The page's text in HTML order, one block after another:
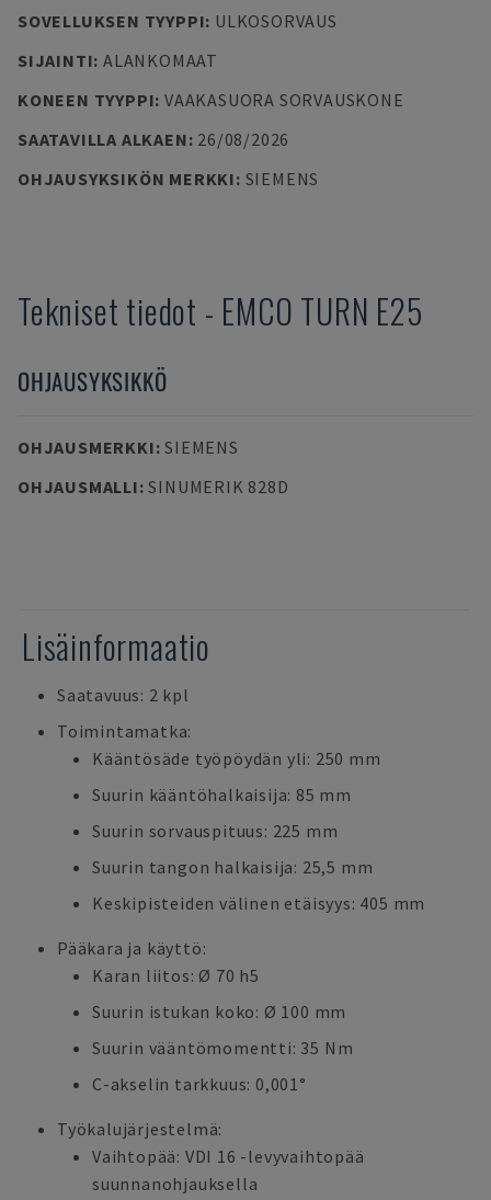
SOVELLUKSEN TYYPPI: ULKOSORVAUS
SIJAINTI: ALANKOMAAT
KONEEN TYYPPI: VAAKASUORA SORVAUSKONE
SAATAVILLA ALKAEN: 26/08/2026
OHJAUSYKSIKÖN MERKKI: SIEMENS
Tekniset tiedot - EMCO TURN E25
OHJAUSYKSIKKÖ
OHJAUSMERKKI:SIEMENS
OHJAUSMALLI:SINUMERIK 828D
Lisäinformaatio
Saatavuus: 2 kpl
Toimintamatka:
Kääntösäde työpöydän yli: 250 mm
Suurin kääntöhalkaisija: 85 mm
Suurin sorvauspituus: 225 mm
Suurin tangon halkaisija: 25,5 mm
Keskipisteiden välinen etäisyys: 405 mm
Pääkara ja käyttö:
Karan liitos: Ø 70 h5
Suurin istukan koko: Ø 100 mm
Suurin vääntömomentti: 35 Nm
C-akselin tarkkuus: 0,001°
Työkalujärjestelmä:
Vaihtopää: VDI 16 -levyvaihtopää
suunnanohjauksella